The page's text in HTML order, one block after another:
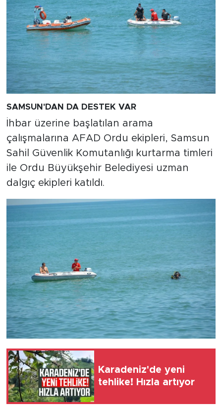
SAMSUN'DAN DA DESTEK VAR
İhbar üzerine başlatılan arama
çalışmalarına AFAD Ordu ekipleri, Samsun
Sahil Güvenlik Komutanlığı kurtarma timleri
ile Ordu Büyükşehir Belediyesi uzman
dalgıç ekipleri katıldı.
Karadeniz'de yeni
tehlike! Hızla artıyor